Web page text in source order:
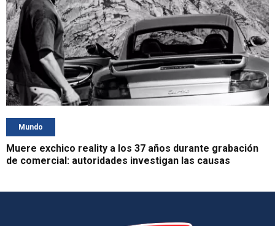
Mundo
Muere exchico reality a los 37 años durante grabación
de comercial: autoridades investigan las causas